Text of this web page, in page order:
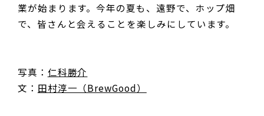
業が始まります。今年の夏も、遠野で、ホップ畑
で、皆さんと会えることを楽しみにしています。
写真： 仁科勝介
文： 田村淳一（BrewGood）